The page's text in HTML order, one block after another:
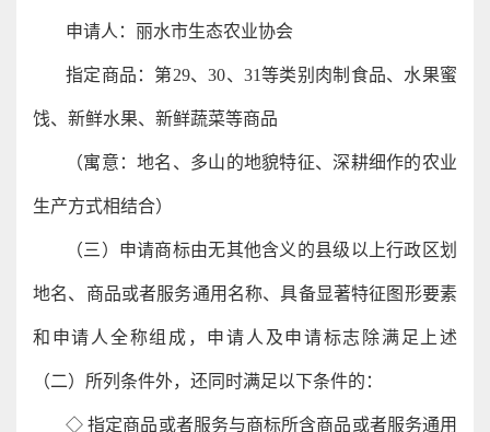
申请人：丽水市生态农业协会
指定商品：第29、30、31等类别肉制食品、水果蜜
饯、新鲜水果、新鲜蔬菜等商品
（寓意：地名、多山的地貌特征、深耕细作的农业
生产方式相结合）
（三）申请商标由无其他含义的县级以上行政区划
地名、商品或者服务通用名称、具备显著特征图形要素
和申请人全称组成，申请人及申请标志除满足上述
（二）所列条件外，还同时满足以下条件的：
◇ 指定商品或者服务与商标所含商品或者服务通用